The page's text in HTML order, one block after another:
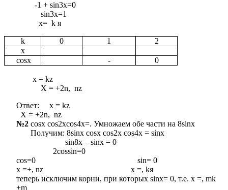
-1 + sin3x=0
sin3x=1
x= k я
k 0 1
2
x
cosx
- 0
x = kz
X = +2n, nz
Ответ: x = kz
X = +2n, nz
№2 cosx cos2xcos4x=. Умножаем обе части на 8sinx
Получим: 8sinx cosx cos2x cos4x = sinx
sin8x – sinх = 0
2cossin=0
cos=0 sin= 0
x =+, nz x =, kя
теперь исключим корни, при которых sinx= 0, т.е. x =, mk
+m